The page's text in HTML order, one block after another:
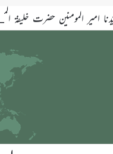
امیر المومنین حضرت خلیفۃ المسیح